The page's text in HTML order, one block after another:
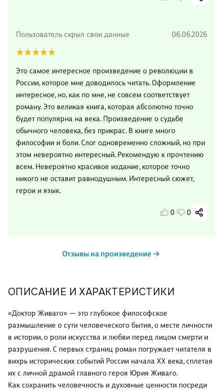
ОПИСАНИЕ И ХАРАКТЕРИСТИКИ
«Доктор Живаго» — это глубокое философское
размышление о сути человеческого бытия, о месте личности
в истории, о роли искусства и любви перед лицом смерти и
разрушения. С первых страниц роман погружает читателя в
вихрь исторических событий России начала XX века, сплетая
их с личной драмой главного героя Юрия Живаго.
Как сохранить человечность и духовные ценности посреди
Пользователь скрыл свои данные 06.06.2026
Это самое интересное произведение о революции в
России, которое мне доводилось читать. Оформление
интересное, но, как по мне, не совсем соответствует
роману. Это великая книга, которая абсолютно точно
будет популярна на века. Произведение о судьбе
обычного человека, без прикрас. В книге много
философии и боли. Слог одновременно сложный, но при
этом невероятно интересный. Рекомендую к прочтению
всем. Невероятно красивое издание, которое точно
никого не оставит равнодушным. Интересный сюжет,
герои и язык.
0 0
Отзывы на произведение